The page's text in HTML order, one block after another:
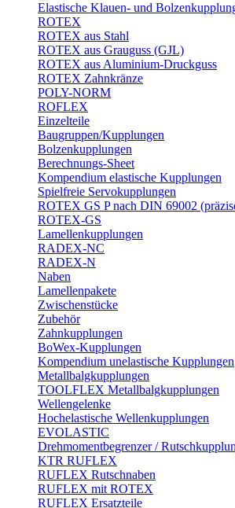
Elastische Klauen- und
ROTEX
ROTEX aus Stahl
ROTEX aus Grauguss (GJL)
ROTEX aus Aluminium-Druckguss
ROTEX Zahnkränze
POLY-NORM
ROFLEX
Einzelteile
Baugruppen/Kupplungen
Bolzenkupplungen
Berechnungs-Sheet
Kompendium elastische Kupplungen
Spielfreie Servokupplungen
ROTEX GS P nach DIN 69002
ROTEX-GS
Lamellenkupplungen
RADEX-NC
RADEX-N
Naben
Lamellenpakete
Zwischenstücke
Zubehör
Zahnkupplungen
BoWex-Kupplungen
Kompendium unelastische Kupplungen
Metallbalgkupplungen
TOOLFLEX Metallbalgkupplungen
Wellengelenke
Hochelastische Wellenkupplungen
EVOLASTIC
Drehmomentbegrenzer /
KTR RUFLEX
RUFLEX Rutschnaben
RUFLEX mit ROTEX
RUFLEX Ersatzteile